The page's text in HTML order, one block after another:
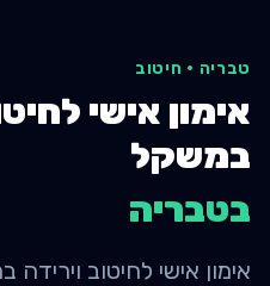
טבריה · חיטוב
אימון אישי
במשקל
בטבריה
אימון אישי לחיטוב